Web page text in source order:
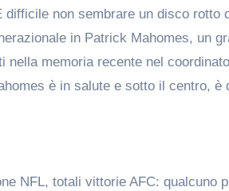
difficile non sembrare un disco rotto
in Patrick Mahomes, un
nella memoria recente nel
è in salute e sotto il centro,
NFL, totali vittorie AFC: qualcuno